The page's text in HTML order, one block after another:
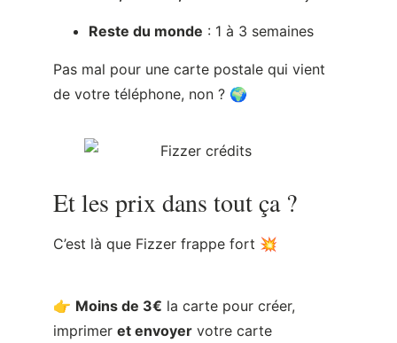
Reste du monde : 1 à 3 semaines
Pas mal pour une carte postale qui vient
de votre téléphone, non ? 🌍
Et les prix dans tout ça ?
C’est là que Fizzer frappe fort 💥
👉 Moins de 3€ la carte pour créer,
imprimer et envoyer votre carte